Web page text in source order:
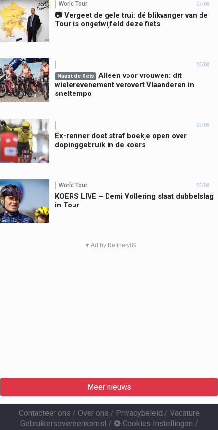
World Tour 05/08
📷 Vergeet de gele trui: dé blikvanger van de
Tour is ongetwijfeld deze fiets
05/08
Naast de fiets
Alleen voor vrouwen: dit
wielerevenement verovert Vlaanderen in
sneltempo
05/08
Ex-renner doet straf boekje open over
dopinggebruik in de koers
World Tour 05/08
KOERS LIVE – Demi Vollering slaat dubbelslag
in Tour
▼ Ad by Refinery89
Meer nieuws
Contacteer ons / Over ons / Privacybeleid / Vacature
Gebruikersovereenkomst/ Cookies Instellingen /